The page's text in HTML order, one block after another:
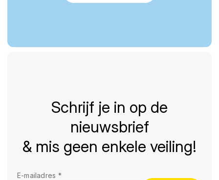
Schrijf je in op de
nieuwsbrief
& mis geen enkele veiling!
E-mailadres *